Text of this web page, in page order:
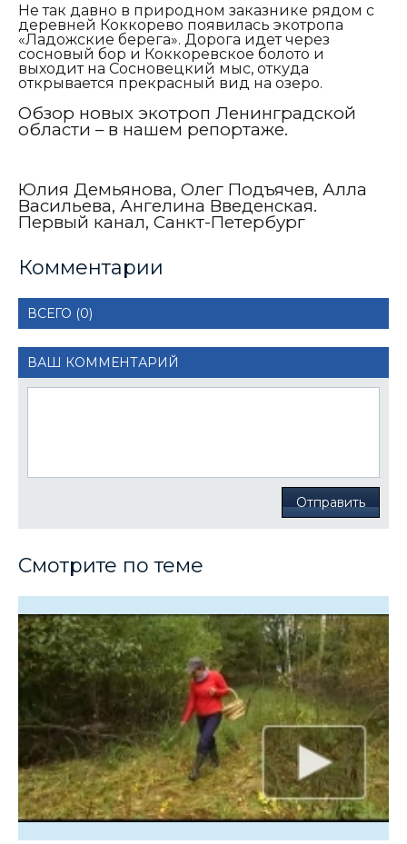
Не так давно в природном заказнике рядом с
деревней Коккорево появилась экотропа
«Ладожские берега». Дорога идет через
сосновый бор и Коккоревское болото и
выходит на Сосновецкий мыс, откуда
открывается прекрасный вид на озеро.
Обзор новых экотроп Ленинградской
области – в нашем репортаже.
Юлия Демьянова, Олег Подъячев, Алла
Васильева, Ангелина Введенская.
Первый канал, Санкт-Петербург
Комментарии
ВСЕГО (0)
ВАШ КОММЕНТАРИЙ
Отправить
Смотрите по теме